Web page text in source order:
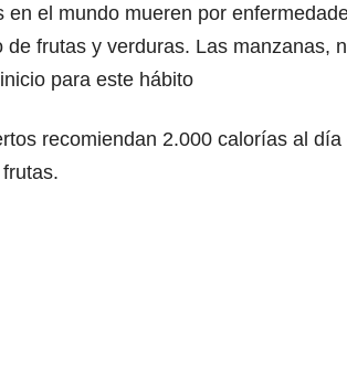
en el mundo mueren por
de frutas y verduras. Las manzanas,
para este hábito
recomiendan 2.000 calorías al